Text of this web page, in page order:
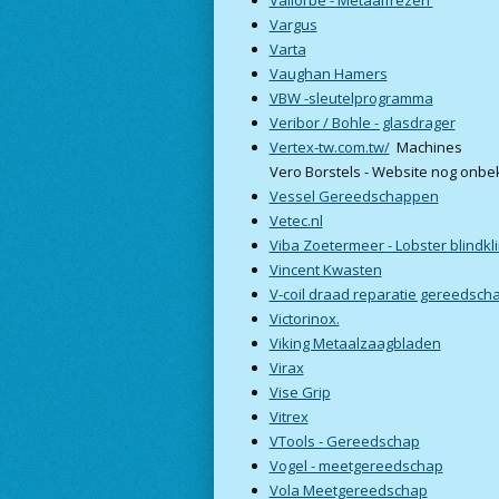
Vargus
Varta
Vaughan Hamers
VBW -sleutelprogramma
Veribor / Bohle - glasdrager
Vertex-tw.com.tw/Machines
Vero Borstels - Website nog
Vessel Gereedschappen
Vetec.nl
Viba Zoetermeer - Lobster
Vincent Kwasten
V-coil draad reparatie
Victorinox.
Viking Metaalzaagbladen
Virax
Vise Grip
Vitrex
VTools - Gereedschap
Vogel - meetgereedschap
Vola Meetgereedschap